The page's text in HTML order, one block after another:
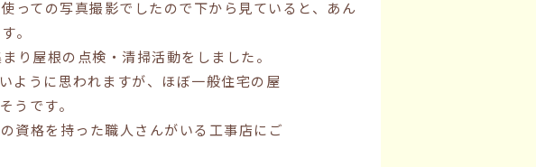
っての写真撮影でしたので下から見ていると、あん
。
り屋根の点検・清掃活動をしました。
ように思われますが、ほぼ一般住宅の屋
うです。
資格を持った職人さんがいる工事店にご